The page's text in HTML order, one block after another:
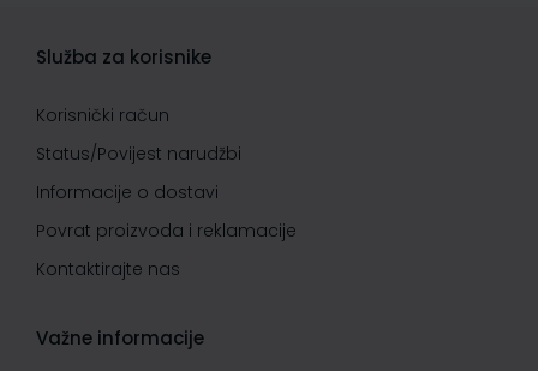
Služba za korisnike
Korisnički račun
Status/Povijest narudžbi
Informacije o dostavi
Povrat proizvoda i reklamacije
Kontaktirajte nas
Važne informacije